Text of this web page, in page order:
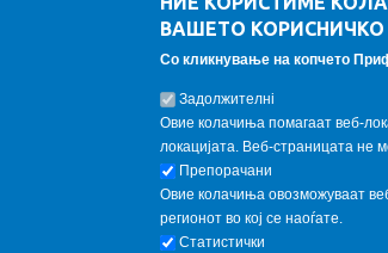
Руѓер Бошковиќ бр.18
1000 Скопје, Република Северна
+ 389 2 3099-200
Е-пошта:contact@mf.edu.mk
FOLLOW US
Follow us on:
ВАШЕТО КОРИСНИЧКО
Со кликнување на копчето
Задолжителнi
Овие колачиња помагаат веб-
локацијата. Веб-страницата не
Препорачани
Овие колачиња овозможуваат
регионот во кој се наоѓате.
Статистички